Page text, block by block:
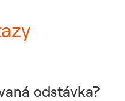
odstávka?